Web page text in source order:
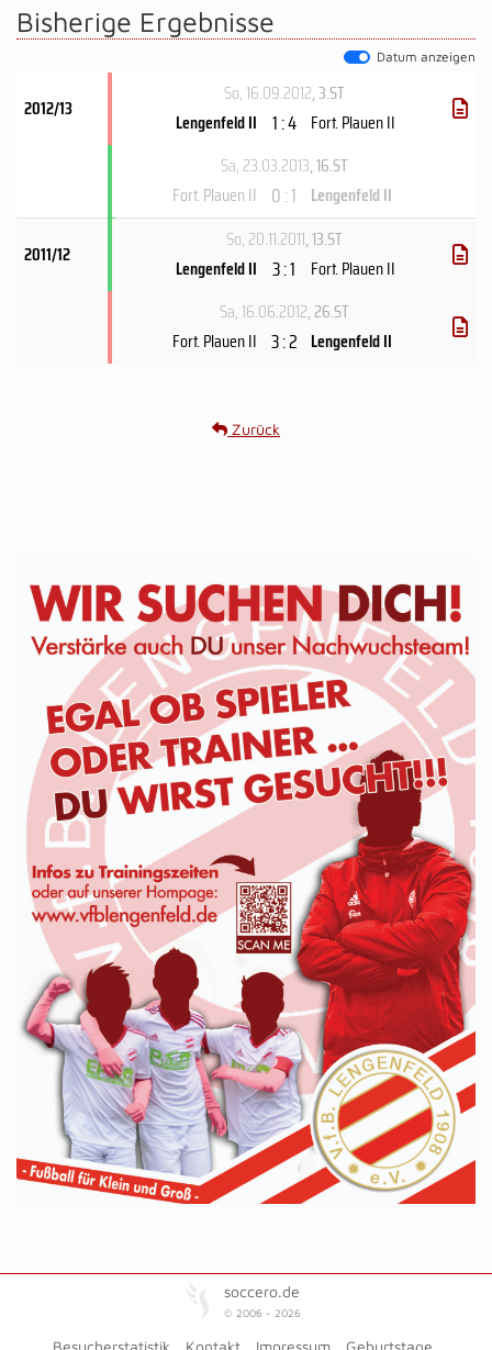
Bisherige Ergebnisse
Datum anzeigen
2012/13
So, 16.09.2012, 3.ST
Lengenfeld II 1 : 4 Fort. Plauen II
Sa, 23.03.2013, 16.ST
Fort. Plauen II 0 : 1 Lengenfeld II
2011/12
So, 20.11.2011, 13.ST
Lengenfeld II 3 : 1
Fort. Plauen II
Sa, 16.06.2012, 26.ST
Fort. Plauen II 3 : 2 Lengenfeld II
Zurück
soccero.de
© 2006 - 2026